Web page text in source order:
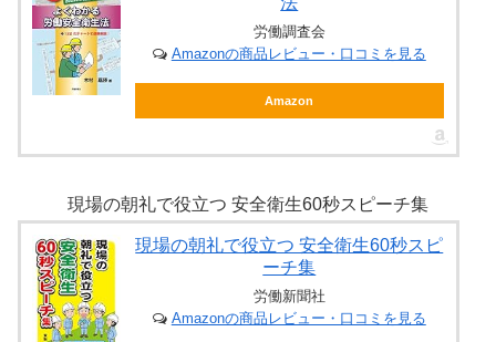
労働調査会
Amazonの商品レビュー・口コミを見る
Amazon
現場の朝礼で役立つ 安全衛生60秒スピーチ集
現場の朝礼で役立つ 安全衛生60秒スピ
ーチ集
労働新聞社
Amazonの商品レビュー・口コミを見る